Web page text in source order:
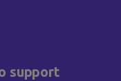
support